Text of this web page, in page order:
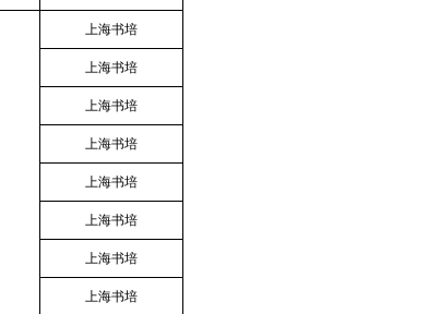
上海书培
上海书培
上海书培
上海书培
上海书培
上海书培
上海书培
上海书培